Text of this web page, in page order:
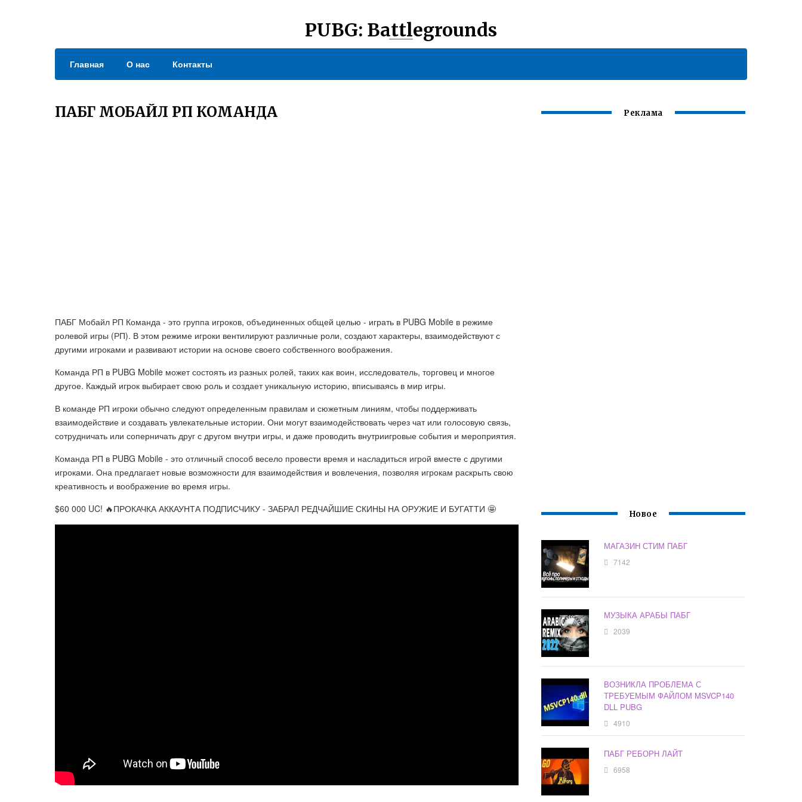
PUBG: Battlegrounds
Главная О нас Контакты
ПАБГ МОБАЙЛ РП КОМАНДА
ПАБГ Мобайл РП Команда - это группа игроков, объединенных общей целью - играть в PUBG Mobile в режиме
ролевой игры (РП). В этом режиме игроки вентилируют различные роли, создают характеры, взаимодействуют с
другими игроками и развивают истории на основе своего собственного воображения.
Команда РП в PUBG Mobile может состоять из разных ролей, таких как воин, исследователь, торговец и многое
другое. Каждый игрок выбирает свою роль и создает уникальную историю, вписываясь в мир игры.
В команде РП игроки обычно следуют определенным правилам и сюжетным линиям, чтобы поддерживать
взаимодействие и создавать увлекательные истории. Они могут взаимодействовать через чат или голосовую связь,
сотрудничать или соперничать друг с другом внутри игры, и даже проводить внутриигровые события и мероприятия.
Команда РП в PUBG Mobile - это отличный способ весело провести время и насладиться игрой вместе с другими
игроками. Она предлагает новые возможности для взаимодействия и вовлечения, позволяя игрокам раскрыть свою
креативность и воображение во время игры.
$60 000 UC! 🔥ПРОКАЧКА АККАУНТА ПОДПИСЧИКУ - ЗАБРАЛ РЕДЧАЙШИЕ СКИНЫ НА ОРУЖИЕ И БУГАТТИ 🤩
Реклама
Новое
МАГАЗИН СТИМ ПАБГ
7142
МУЗЫКА АРАБЫ ПАБГ
2039
ВОЗНИКЛА ПРОБЛЕМА С
ТРЕБУЕМЫМ ФАЙЛОМ MSVCP140
DLL PUBG
4910
ПАБГ РЕБОРН ЛАЙТ
6958